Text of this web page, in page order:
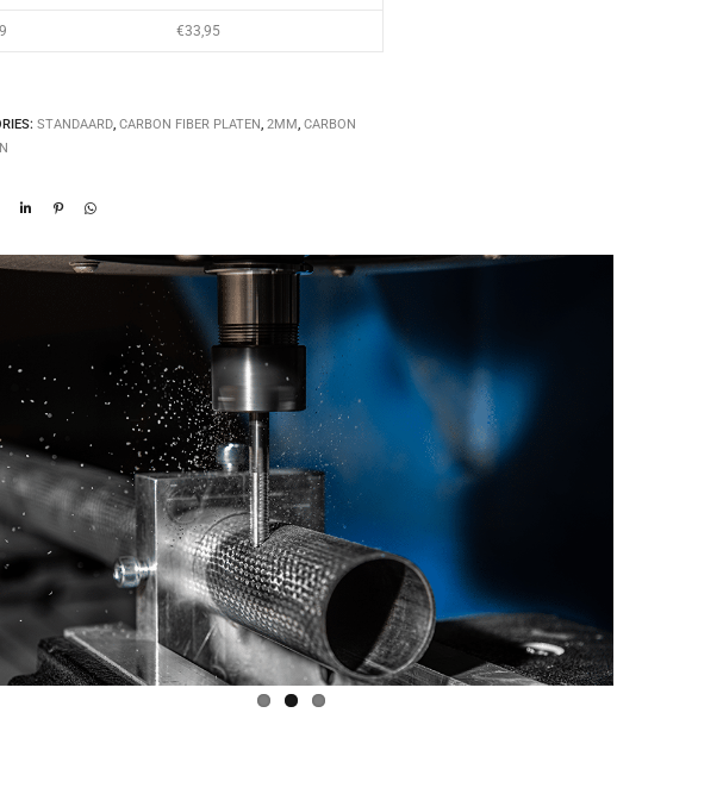
€33,95
STANDAARD, CARBON FIBER PLATEN, 2MM, CARBON